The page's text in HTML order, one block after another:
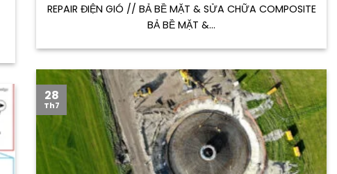
REPAIR ĐIỆN GIÓ // BẢ BỀ MẶT & SỬA CHỮA COMPOSITE
BẢ BỀ MẶT &...
28
Th7